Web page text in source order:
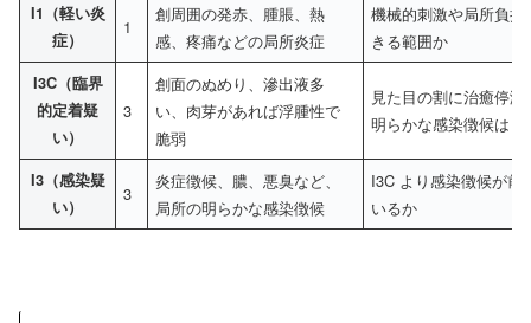
I1（軽い炎
症）
1
創周囲の発赤、腫脹、熱
感、疼痛などの局所炎症
機械的刺激や局所負担
きる範囲か
I3C（臨界
的定着疑
い）
3
創面のぬめり、滲出液多
い、肉芽があれば浮腫性で
脆弱
見た目の割に治癒停滞
明らかな感染徴候はま
I3（感染疑
い）
3
炎症徴候、膿、悪臭など、
局所の明らかな感染徴候
I3C より感染徴候が前
いるか